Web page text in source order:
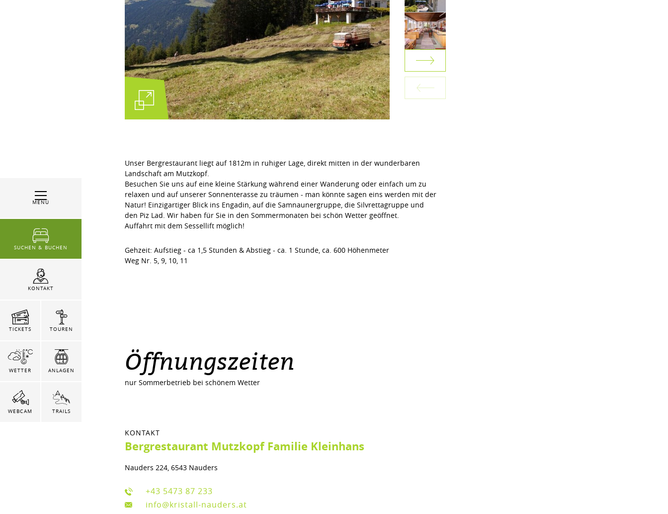
MENÜ
SUCHEN & BUCHEN
KONTAKT
TICKETS TOUREN
WETTER ANLAGEN
WEBCAM TRAILS
Unser Bergrestaurant liegt auf 1812m in ruhiger Lage, direkt mitten in der wunderbaren
Landschaft am Mutzkopf.
Besuchen Sie uns auf eine kleine Stärkung während einer Wanderung oder einfach um zu
relaxen und auf unserer Sonnenterasse zu träumen - man könnte sagen eins werden mit der
Natur! Einzigartiger Blick ins Engadin, auf die Samnaunergruppe, die Silvrettagruppe und
den Piz Lad. Wir haben für Sie in den Sommermonaten bei schön Wetter geöffnet.
Auffahrt mit dem Sessellift möglich!
Gehzeit: Aufstieg - ca 1,5 Stunden & Abstieg - ca. 1 Stunde, ca. 600 Höhenmeter
Weg Nr. 5, 9, 10, 11
Öffnungszeiten
nur Sommerbetrieb bei schönem Wetter
KONTAKT
Bergrestaurant Mutzkopf Familie Kleinhans
Nauders 224, 6543 Nauders
+43 5473 87 233
info@kristall-nauders.at